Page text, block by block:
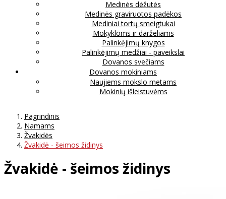
Medinės dėžutės
Medinės graviruotos padėkos
Mediniai tortų smeigtukai
Mokykloms ir darželiams
Palinkėjimų knygos
Palinkėjimų medžiai - paveikslai
Dovanos svečiams
Dovanos mokiniams
Naujiems mokslo metams
Mokinių išleistuvėms
Pagrindinis
Namams
Žvakidės
Žvakidė - šeimos židinys
Žvakidė - šeimos židinys